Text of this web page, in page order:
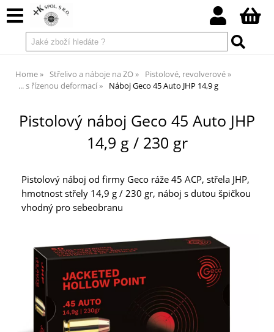
Home Střelivo a náboje na ZO
Pistolové, revolverové
... s řízenou deformací
Náboj Geco 45 Auto JHP 14,9 g
Pistolový náboj Geco 45 Auto JHP
14,9 g / 230 gr
Pistolový náboj od firmy Geco ráže 45 ACP, střela JHP,
hmotnost střely 14,9 g / 230 gr, náboj s dutou špičkou
vhodný pro sebeobranu